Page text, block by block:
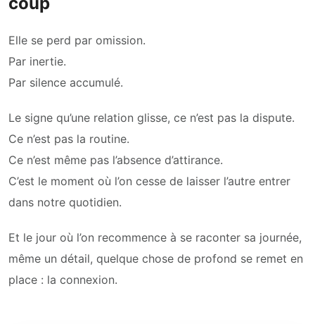
Elle se perd par omission.
Par inertie.
Par silence accumulé.
Le signe qu’une relation glisse, ce n’est pas la dispute.
Ce n’est pas la routine.
Ce n’est même pas l’absence d’attirance.
C’est le moment où l’on cesse de laisser l’autre entrer
dans notre quotidien.
Et le jour où l’on recommence à se raconter sa journée,
même un détail, quelque chose de profond se remet en
place : la connexion.